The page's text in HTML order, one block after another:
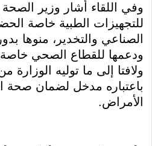
وفي اللقاء أشار وزير
للتجهيزات الطبية خاصة
الصناعي والتخدير، منوها
ودعمها للقطاع الصحي خاصة
ولافتا إلى ما توليه الوزارة
باعتباره مدخل لضمان صحة
الأمراض.